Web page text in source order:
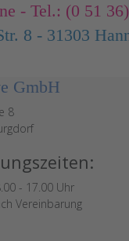
- Tel.: (0 51
8 - 31303
GmbH
8
- 17.00 Uhr
Vereinbarung